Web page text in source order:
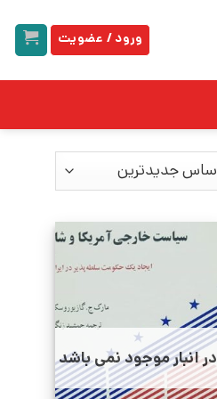
ورود / عضویت
در انبار موجود نمی باشد